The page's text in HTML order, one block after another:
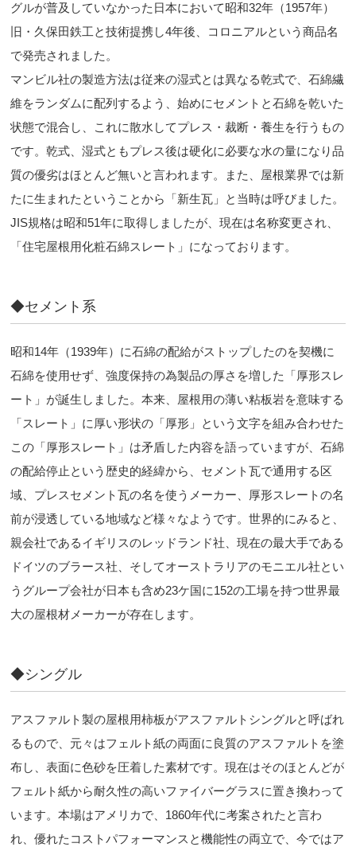
グルが普及していなかった日本において昭和32年（1957年）
旧・久保田鉄工と技術提携し4年後、コロニアルという商品名
で発売されました。
マンビル社の製造方法は従来の湿式とは異なる乾式で、石綿繊
維をランダムに配列するよう、始めにセメントと石綿を乾いた
状態で混合し、これに散水してプレス・裁断・養生を行うもの
です。乾式、湿式ともプレス後は硬化に必要な水の量になり品
質の優劣はほとんど無いと言われます。また、屋根業界では新
たに生まれたということから「新生瓦」と当時は呼びました。
JIS規格は昭和51年に取得しましたが、現在は名称変更され、
「住宅屋根用化粧石綿スレート」になっております。
◆セメント系
昭和14年（1939年）に石綿の配給がストップしたのを契機に
石綿を使用せず、強度保持の為製品の厚さを増した「厚形スレ
ート」が誕生しました。本来、屋根用の薄い粘板岩を意味する
「スレート」に厚い形状の「厚形」という文字を組み合わせた
この「厚形スレート」は矛盾した内容を語っていますが、石綿
の配給停止という歴史的経緯から、セメント瓦で通用する区
域、プレスセメント瓦の名を使うメーカー、厚形スレートの名
前が浸透している地域など様々なようです。世界的にみると、
親会社であるイギリスのレッドランド社、現在の最大手である
ドイツのブラース社、そしてオーストラリアのモニエル社とい
うグループ会社が日本も含め23ケ国に152の工場を持つ世界最
大の屋根材メーカーが存在します。
◆シングル
アスファルト製の屋根用柿板がアスファルトシングルと呼ばれ
るもので、元々はフェルト紙の両面に良質のアスファルトを塗
布し、表面に色砂を圧着した素材です。現在はそのほとんどが
フェルト紙から耐久性の高いファイバーグラスに置き換わって
います。本場はアメリカで、1860年代に考案されたと言わ
れ、優れたコストパフォーマンスと機能性の両立で、今ではア